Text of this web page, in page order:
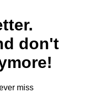
don't
miss